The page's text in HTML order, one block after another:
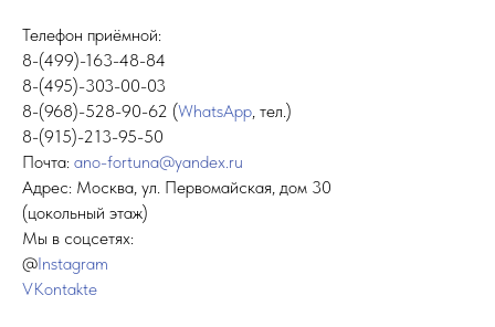
Телефон приёмной:
8-(499)-163-48-84
8-(495)-303-00-03
8-(968)-528-90-62 (WhatsApp , тел.)
8-(915)-213-95-50
Почта: ano-fortuna@yandex.ru
Адрес: Москва, ул. Первомайская, дом 30
(цокольный этаж)
Мы в соцсетях:
@Instagram
VKontakte